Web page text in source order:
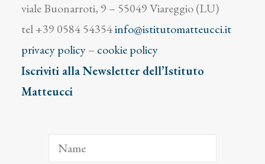
viale Buonarroti, 9 – 55049 Viareggio (LU)
tel +39 0584 54354info@istitutomatteucci.it
privacy policy– cookie policy
Iscriviti alla Newsletter dell’Istituto
Matteucci